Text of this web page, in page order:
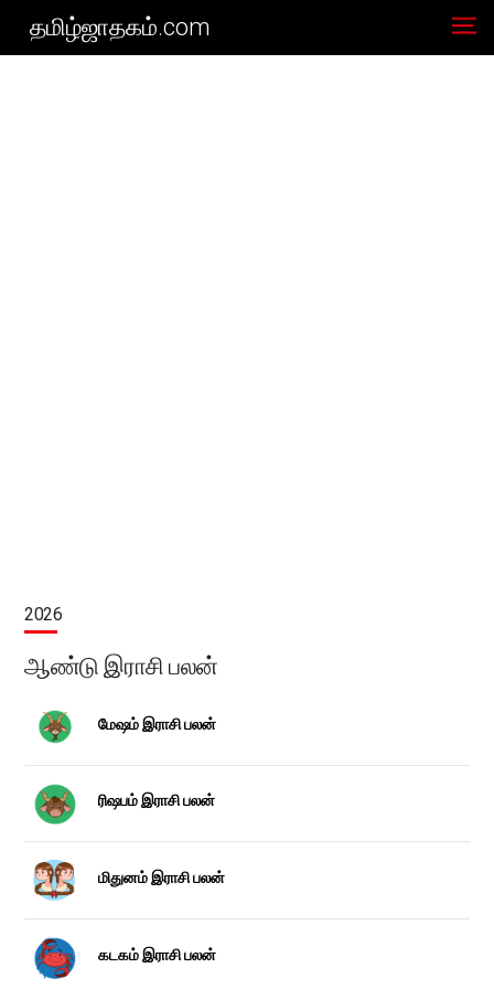
தமிழ்ஜாதகம்.com
2026
ஆண்டு இராசி பலன்
மேஷம் இராசி பலன்
ரிஷபம் இராசி பலன்
மிதுனம் இராசி பலன்
கடகம் இராசி பலன்